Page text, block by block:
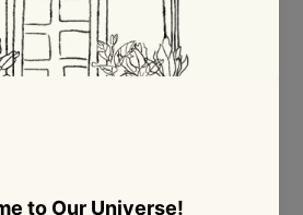
la parte más ancha de las caderas
medida queda entre dos tallas, te